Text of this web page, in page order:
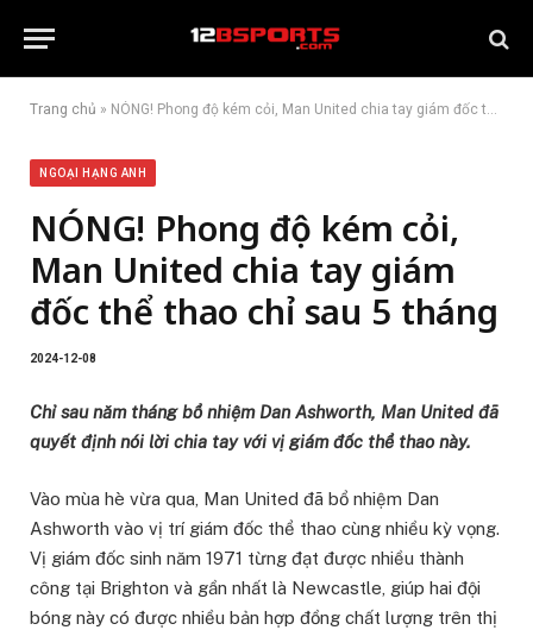
Trang chủ » NÓNG! Phong độ kém cỏi, Man United chia tay giám đốc thể thao chỉ sau 5 tháng
NGOẠI HẠNG ANH
NÓNG! Phong độ kém cỏi,
Man United chia tay giám
đốc thể thao chỉ sau 5 tháng
2024-12-08
Chỉ sau năm tháng bổ nhiệm Dan Ashworth, Man United đã
quyết định nói lời chia tay với vị giám đốc thể thao này.
Vào mùa hè vừa qua, Man United đã bổ nhiệm Dan
Ashworth vào vị trí giám đốc thể thao cùng nhiều kỳ vọng.
Vị giám đốc sinh năm 1971 từng đạt được nhiều thành
công tại Brighton và gần nhất là Newcastle, giúp hai đội
bóng này có được nhiều bản hợp đồng chất lượng trên thị